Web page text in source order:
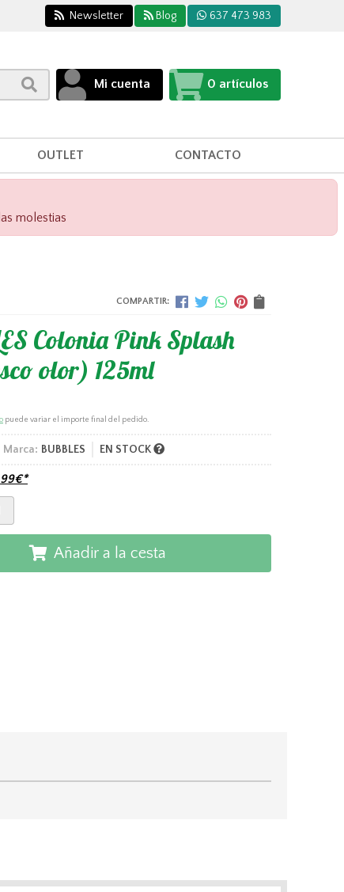
Newsletter Blog 637 473 983
Mi cuenta 0 artículos
OUTLET CONTACTO
molestias
COMPARTIR:
Colonia Pink Splash
olor) 125ml
puede variar el importe final del pedido.
Marca: BUBBLES EN STOCK
€*
Añadir a la cesta